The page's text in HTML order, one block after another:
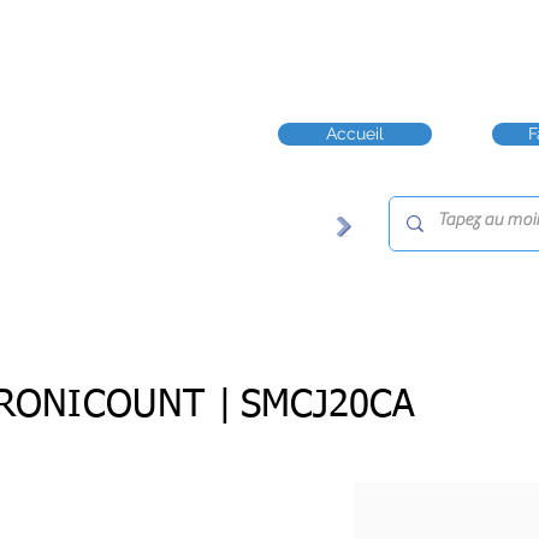
Accueil
| SMCJ20CA